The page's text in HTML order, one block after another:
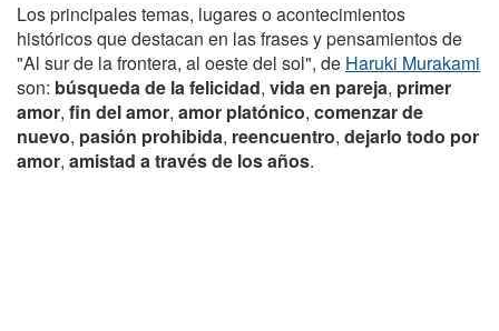
Los principales temas, lugares o acontecimientos
históricos que destacan en las frases y pensamientos de
"Al sur de la frontera, al oeste del sol", de Haruki Murakami
son: búsqueda de la felicidad, vida en pareja, primer
amor, fin del amor, amor platónico, comenzar de
nuevo, pasión prohibida, reencuentro, dejarlo todo por
amor, amistad a través de los años.